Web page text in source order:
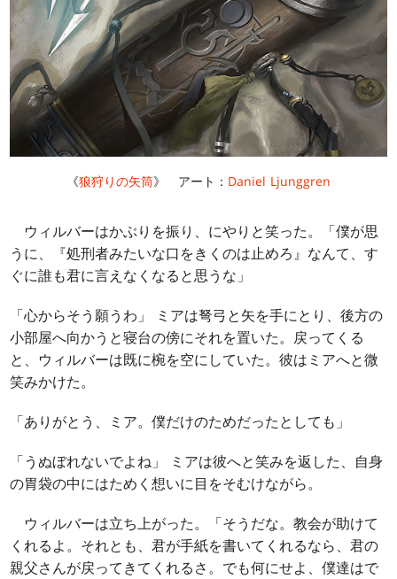
《狼狩りの矢筒》 アート： Daniel Ljunggren
ウィルバーはかぶりを振り、にやりと笑った。「僕が思
うに、『処刑者みたいな口をきくのは止めろ』なんて、す
ぐに誰も君に言えなくなると思うな」
「心からそう願うわ」 ミアは弩弓と矢を手にとり、後方の
小部屋へ向かうと寝台の傍にそれを置いた。戻ってくる
と、ウィルバーは既に椀を空にしていた。彼はミアへと微
笑みかけた。
「ありがとう、ミア。僕だけのためだったとしても」
「うぬぼれないでよね」 ミアは彼へと笑みを返した、自身
の胃袋の中にはためく想いに目をそむけながら。
ウィルバーは立ち上がった。「そうだな。教会が助けて
くれるよ。それとも、君が手紙を書いてくれるなら、君の
親父さんが戻ってきてくれるさ。でも何にせよ、僕達はで